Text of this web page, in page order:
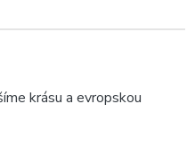
krásu a evropskou